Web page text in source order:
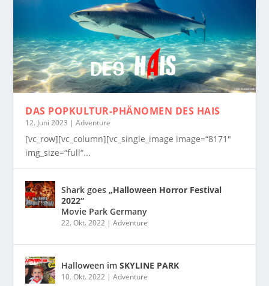
DAS POPKULTUR-PHÄNOMEN DES HAIS
12. Juni 2023 |Adventure
[vc_row][vc_column][vc_single_image image=“8171″
img_size=“full“...
Shark goes„Halloween Horror Festival
2022“
Movie Park Germany
22. Okt. 2022 |Adventure
Halloween imSKYLINE PARK
10. Okt. 2022 |Adventure